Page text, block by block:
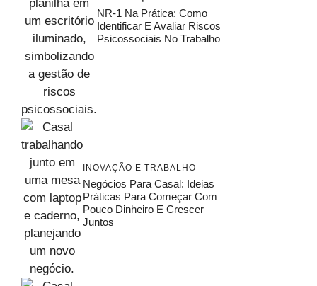
NR-1 Na Prática: Como
Identificar E Avaliar Riscos
Psicossociais No Trabalho
INOVAÇÃO E TRABALHO
Negócios Para Casal: Ideias
Práticas Para Começar Com
Pouco Dinheiro E Crescer
Juntos